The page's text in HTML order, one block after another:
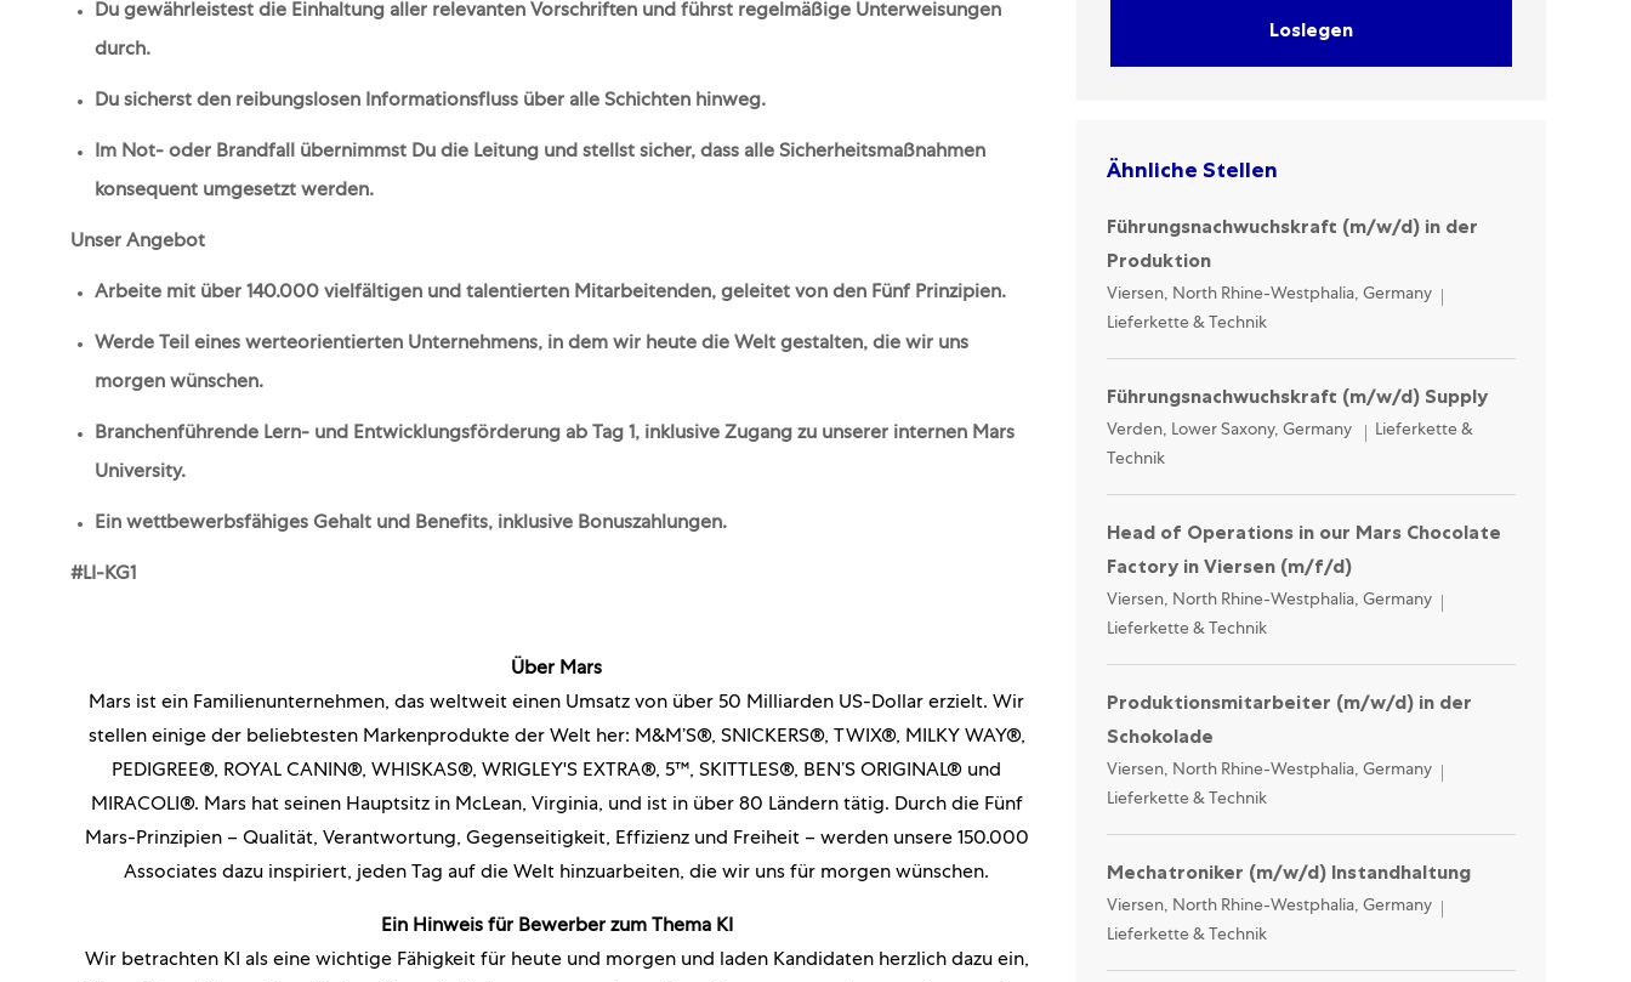
Du gewährleistest die Einhaltung aller relevanten Vorschriften und führst regelmäßige Unterweisungen
durch.
Du sicherst den reibungslosen Informationsfluss über alle Schichten hinweg.
Im Not- oder Brandfall übernimmst Du die Leitung und stellst sicher, dass alle Sicherheitsmaßnahmen
konsequent umgesetzt werden.
Unser Angebot
Arbeite mit über 140.000 vielfältigen und talentierten Mitarbeitenden, geleitet von den Fünf Prinzipien.
Werde Teil eines werteorientierten Unternehmens, in dem wir heute die Welt gestalten, die wir uns
morgen wünschen.
Branchenführende Lern- und Entwicklungsförderung ab Tag 1, inklusive Zugang zu unserer internen Mars
University.
Ein wettbewerbsfähiges Gehalt und Benefits, inklusive Bonuszahlungen.
#LI-KG1
Über Mars
Mars ist ein Familienunternehmen, das weltweit einen Umsatz von über 50 Milliarden US-Dollar erzielt. Wir
stellen einige der beliebtesten Markenprodukte der Welt her: M&M’S®, SNICKERS®, TWIX®, MILKY WAY®,
PEDIGREE®, ROYAL CANIN®, WHISKAS®, WRIGLEY'S EXTRA®, 5™, SKITTLES®, BEN’S ORIGINAL® und
MIRACOLI®. Mars hat seinen Hauptsitz in McLean, Virginia, und ist in über 80 Ländern tätig. Durch die Fünf
Mars-Prinzipien – Qualität, Verantwortung, Gegenseitigkeit, Effizienz und Freiheit – werden unsere 150.000
Associates dazu inspiriert, jeden Tag auf die Welt hinzuarbeiten, die wir uns für morgen wünschen.
Ein Hinweis für Bewerber zum Thema KI
Wir betrachten KI als eine wichtige Fähigkeit für heute und morgen und laden Kandidaten herzlich dazu ein,
Loslegen
Ähnliche Stellen
Führungsnachwuchskraft (m/w/d) in der
Produktion
Location
Viersen, North Rhine-Westphalia, Germany
Lieferkette & Technik
Führungsnachwuchskraft (m/w/d) Supply
Location
Verden, Lower Saxony, Germany Category
Lieferkette &
Technik
Head of Operations in our Mars Chocolate
Factory in Viersen (m/f/d)
Location
Viersen, North Rhine-Westphalia, Germany
Lieferkette & Technik
Produktionsmitarbeiter (m/w/d) in der
Schokolade
Location
Viersen, North Rhine-Westphalia, Germany
Lieferkette & Technik
Mechatroniker (m/w/d) Instandhaltung
Location
Viersen, North Rhine-Westphalia, Germany
Lieferkette & Technik